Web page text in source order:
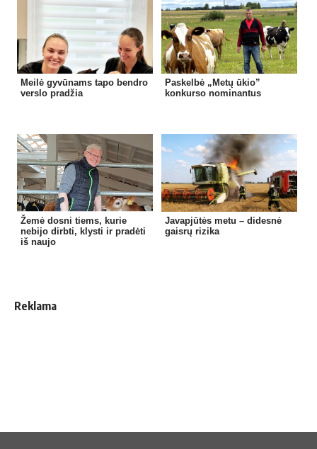
Meilė gyvūnams tapo bendro
verslo pradžia
Paskelbė „Metų ūkio”
konkurso nominantus
Žemė dosni tiems, kurie
nebijo dirbti, klysti ir pradėti
iš naujo
Javapjūtės metu – didesnė
gaisrų rizika
Reklama